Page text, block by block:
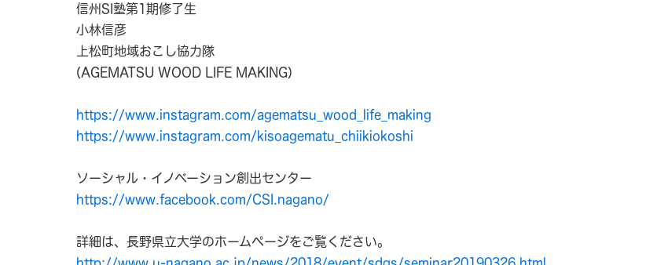
信州SI塾第1期修了生
小林信彦
上松町地域おこし協力隊
(AGEMATSU WOOD LIFE MAKING)
https://www.instagram.com/agematsu_wood_life_making
https://www.instagram.com/kisoagematu_chiikiokoshi
ソーシャル・イノベーション創出センター
https://www.facebook.com/CSI.nagano/
詳細は、長野県立大学のホームページをご覧ください。